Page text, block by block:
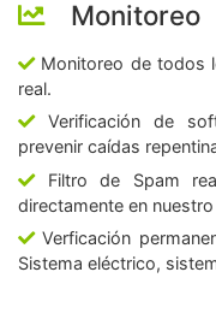
Monitoreo
Monitoreo de todos
real.
Verificación de
prevenir caídas
Filtro de Spam
directamente en
Verficación
Sistema eléctrico,